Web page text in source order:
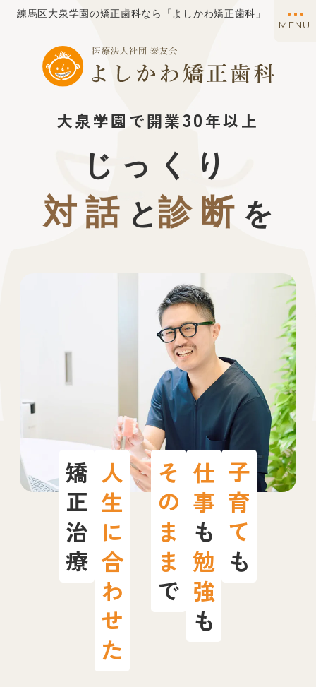
練馬区大泉学園の矯正歯科なら「よしかわ矯正歯科」
MENU
矯正治療人生に合わせた そのまま
で
仕事
も
勉強
も
子育て
も
大泉学園で開業30年以上
じっくり
対話 と診断 を